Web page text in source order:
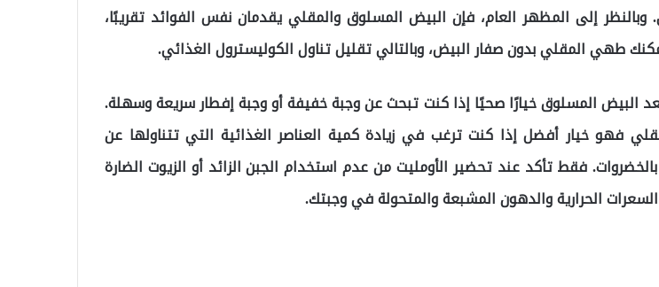
إلى المظهر العام، فإن البيض المسلوق والمقلي يقدمان نفس الفوائد تقريبًا،
طهي المقلي بدون صفار البيض، وبالتالي تقليل تناول الكوليسترول الغذائي.
البيض المسلوق خيارًا صحيًا إذا كنت تبحث عن وجبة خفيفة أو وجبة إفطار سريعة وسهلة.
فهو خيار أفضل إذا كنت ترغب في زيادة كمية العناصر الغذائية التي تتناولها عن
فقط تأكد عند تحضير الأومليت من عدم استخدام الجبن الزائد أو الزيوت الضارة
الحرارية والدهون المشبعة والمتحولة في وجبتك.